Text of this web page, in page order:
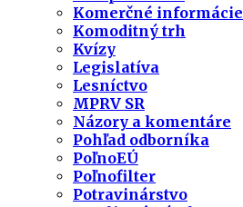
Komerčné informácie
Komoditný trh
Kvízy
Legislatíva
Lesníctvo
MPRV SR
Názory a komentáre
Pohľad odborníka
PoľnoEÚ
Poľnofilter
Potravinárstvo